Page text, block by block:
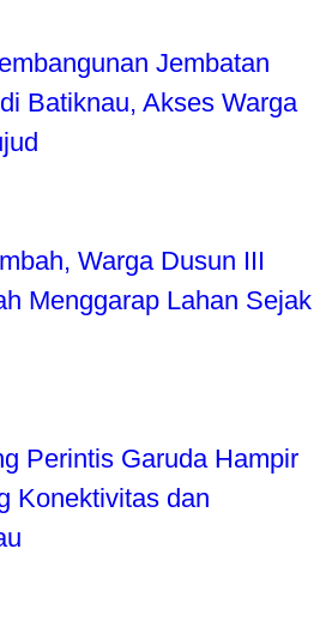
Jembatan
Batiknau, Akses Warga
Warga Dusun III
Menggarap Lahan Sejak
Perintis Garuda Hampir
Konektivitas dan